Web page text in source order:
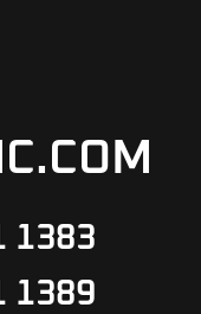
1383
1389